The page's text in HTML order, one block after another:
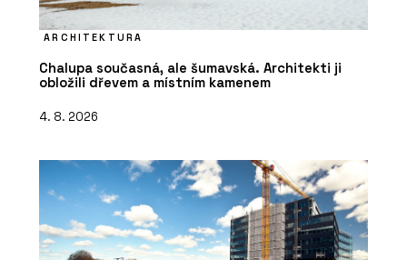
ARCHITEKTURA
Chalupa současná, ale šumavská. Architekti ji
obložili dřevem a místním kamenem
4. 8. 2026